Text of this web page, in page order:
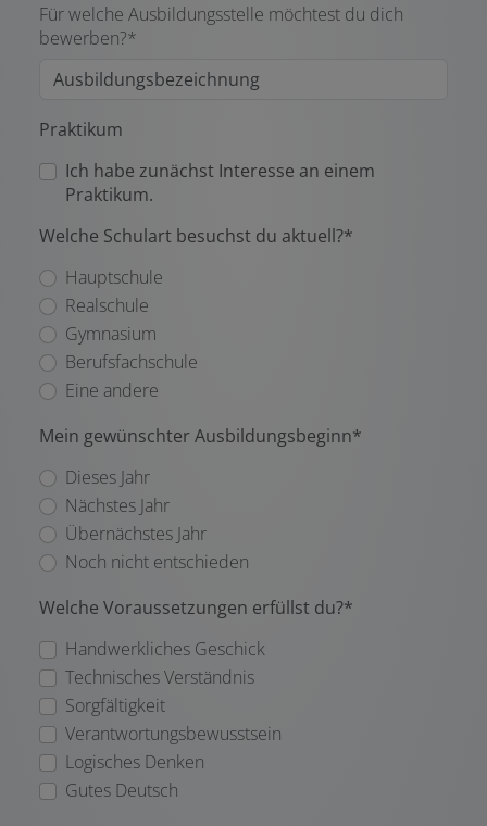
Für welche Ausbildungsstelle möchtest du dich
bewerben?*
Praktikum
Ich habe zunächst Interesse an einem
Praktikum.
Welche Schulart besuchst du aktuell?*
Hauptschule
Realschule
Gymnasium
Berufsfachschule
Eine andere
Mein gewünschter Ausbildungsbeginn*
Dieses Jahr
Nächstes Jahr
Übernächstes Jahr
Noch nicht entschieden
Welche Voraussetzungen erfüllst du?*
Handwerkliches Geschick
Technisches Verständnis
Sorgfältigkeit
Verantwortungsbewusstsein
Logisches Denken
Gutes Deutsch